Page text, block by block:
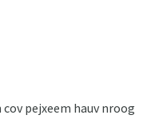
pejxeem hauv nroog